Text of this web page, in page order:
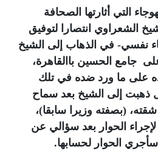
التي أثارتها الصحافة
الشعراوي انتصارا لتوفيق
نفسي- في الذهاب إلى الشيخ
جامع الحسين باالقاهرة،
على ما ورد ضده في تلك
ذهبت إلى الشيخ بعد سماح
(بصفته وزيرا سابقا)،
الحوار بعد سؤالي عن
الحوار لحسابها.